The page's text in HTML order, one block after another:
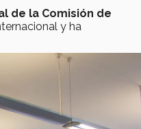
de la Comisión de
y ha